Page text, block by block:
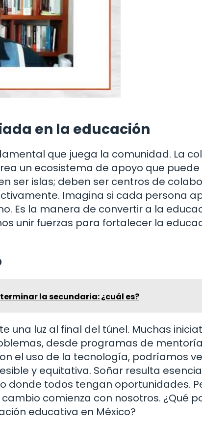
en la educación
que juega la comunidad. La
un ecosistema de apoyo que
ser islas; deben ser centros de
Imagina si cada persona
Es la manera de convertir a la
unir fuerzas para fortalecer la
la secundaria: ¿cuál es?
una luz al final del túnel. Muchas
desde programas de
el uso de la tecnología, podríamos
y equitativa. Soñar resulta
donde todos tengan oportunidades.
comienza con nosotros. ¿Qué
educativa en México?